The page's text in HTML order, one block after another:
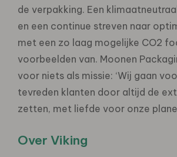
de verpakking. Een
en een continue streven naar
met een zo laag mogelijke CO2
voorbeelden van. Moonen
voor niets als missie: ‘Wij gaan
tevreden klanten door altijd de
zetten, met liefde voor onze
Over Viking